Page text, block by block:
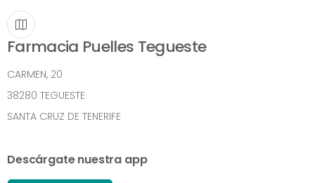
Farmacia Puelles Tegueste
CARMEN, 20
38280 TEGUESTE
SANTA CRUZ DE TENERIFE
Descárgate nuestra app